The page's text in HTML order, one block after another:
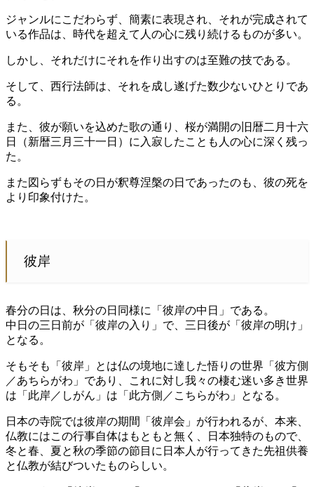
ジャンルにこだわらず、簡素に表現され、それが完成されて
いる作品は、時代を超えて人の心に残り続けるものが多い。
しかし、それだけにそれを作り出すのは至難の技である。
そして、西行法師は、それを成し遂げた数少ないひとりであ
る。
また、彼が願いを込めた歌の通り、桜が満開の旧暦二月十六
日（新暦三月三十一日）に入寂したことも人の心に深く残っ
た。
また図らずもその日が釈尊涅槃の日であったのも、彼の死を
より印象付けた。
彼岸
春分の日は、秋分の日同様に「彼岸の中日」である。
中日の三日前が「彼岸の入り」で、三日後が「彼岸の明け」
となる。
そもそも「彼岸」とは仏の境地に達した悟りの世界「彼方側
／あちらがわ」であり、これに対し我々の棲む迷い多き世界
は「此岸／しがん」は「此方側／こちらがわ」となる。
日本の寺院では彼岸の期間「彼岸会」が行われるが、本来、
仏教にはこの行事自体はもともと無く、日本独特のもので、
冬と春、夏と秋の季節の節目に日本人が行ってきた先祖供養
と仏教が結びついたものらしい。